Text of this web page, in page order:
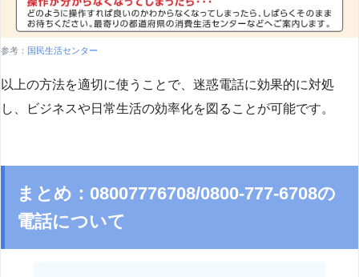
参考： 国民生活センター
以上の方法を適切に使うことで、迷惑電話に効果的に対処
し、ビジネスや日常生活の効率化を図ることが可能です。
まとめ：08007776708/0800-777-6708の
電話について